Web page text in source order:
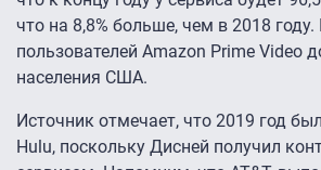
что на 8,8% больше, чем в 2018
пользователей Amazon Prime Video
населения США.
Источник отмечает, что 2019 год
Hulu, поскольку Дисней получил